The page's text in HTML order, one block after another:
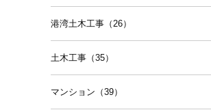
港湾土木工事（26）
土木工事（35）
マンション（39）